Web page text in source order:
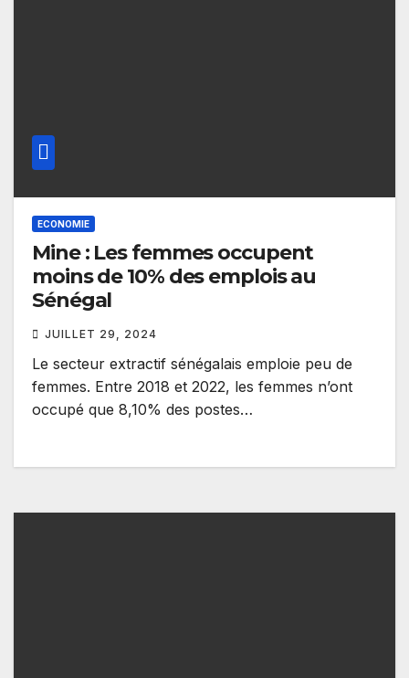
ECONOMIE
Mine : Les femmes occupent
moins de 10% des emplois au
Sénégal
JUILLET 29, 2024
Le secteur extractif sénégalais emploie peu de
femmes. Entre 2018 et 2022, les femmes n’ont
occupé que 8,10% des postes…